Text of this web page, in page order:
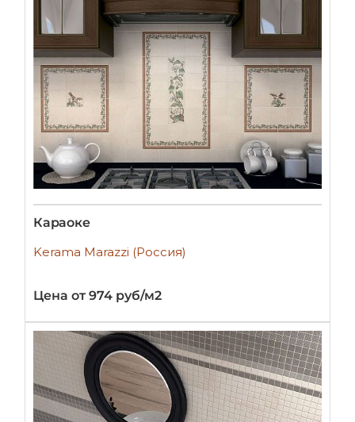
Караоке
Kerama Marazzi (Россия)
Цена от 974 руб/м2